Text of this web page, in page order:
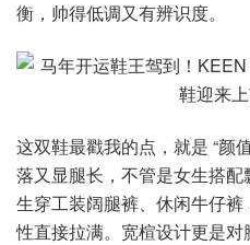
衡，帅得低调又有辨识度。
这双鞋最戳我的点，就是 “颜
落又显腿长，不管是女生搭
生穿工装阔腿裤、休闲牛仔
性直接拉满。宽楦设计更是